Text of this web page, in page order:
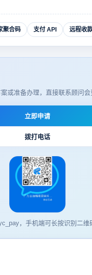
聚合码 支付 API 远程收
或准备办理，直接联系顾问会
立即申请
拨打电话
，手机端可长按识别二维